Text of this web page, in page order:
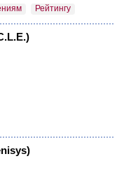
Рейтингу